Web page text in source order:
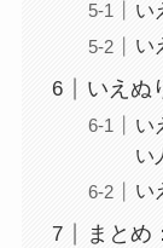
い
い
いえぬ
い
い
い
まとめ